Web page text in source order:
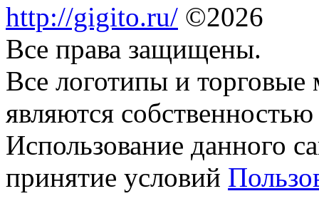
http://gigito.ru/ ©2026
Все права защищены.
Все логотипы и торговые
являются
Использование данного
принятие условий